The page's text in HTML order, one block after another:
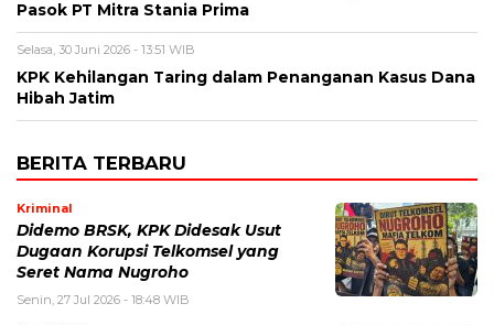
Pasok PT Mitra Stania Prima
Selasa, 30 Juni 2026 - 13:51 WIB
KPK Kehilangan Taring dalam Penanganan Kasus Dana
Hibah Jatim
BERITA TERBARU
Kriminal
Didemo BRSK, KPK Didesak Usut
Dugaan Korupsi Telkomsel yang
Seret Nama Nugroho
Senin, 27 Jul 2026 - 18:48 WIB